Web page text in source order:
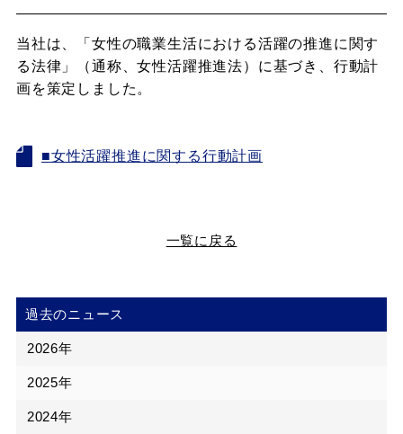
当社は、「女性の職業生活における活躍の推進に関す
る法律」（通称、女性活躍推進法）に基づき、行動計
画を策定しました。
■女性活躍推進に関する行動計画
一覧に戻る
過去のニュース
2026年
2025年
2024年